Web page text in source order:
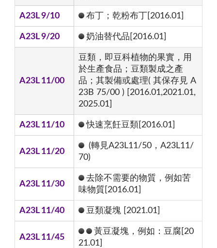
A23L 9/10 布丁；乾粉布丁[2016.01]
A23L 9/20 奶油替代品[2016.01]
A23L 11/00
豆類，即豆科植物的果實，用
於生產食品；豆類製成之產
品；其製備或處理( 其保存見 A
23B 75/00 ) [2016.01,2021.01,
2025.01]
A23L 11/10 快速烹飪豆類[2016.01]
A23L 11/20
(轉見A23L11/50，A23L11/
70)
A23L 11/30
去除不需要的物質，例如苦
味物質[2016.01]
A23L 11/40 豆類凝塊 [2021.01]
A23L 11/45
黃豆凝塊，例如：豆腐[20
21.01]